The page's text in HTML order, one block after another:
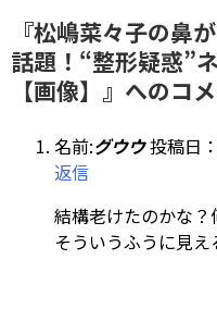
『松嶋菜々子の鼻
話題！“整形疑惑”
【画像】』へのコ
名前:グウウ投稿日
返信
結構老けたのかな
そういうふうに見え